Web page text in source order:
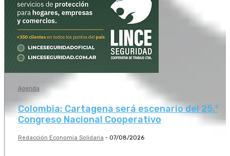
Agenda
Colombia: Cartagena será escenario del 25.º
Congreso Nacional Cooperativo
Redacción Economía Solidaria - 07/08/2026